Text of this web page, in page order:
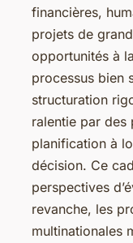
financières,
projets de
opportunités à
processus bien
structuration
ralentie par des
planification à
décision. Ce
perspectives
revanche, les
multinationales